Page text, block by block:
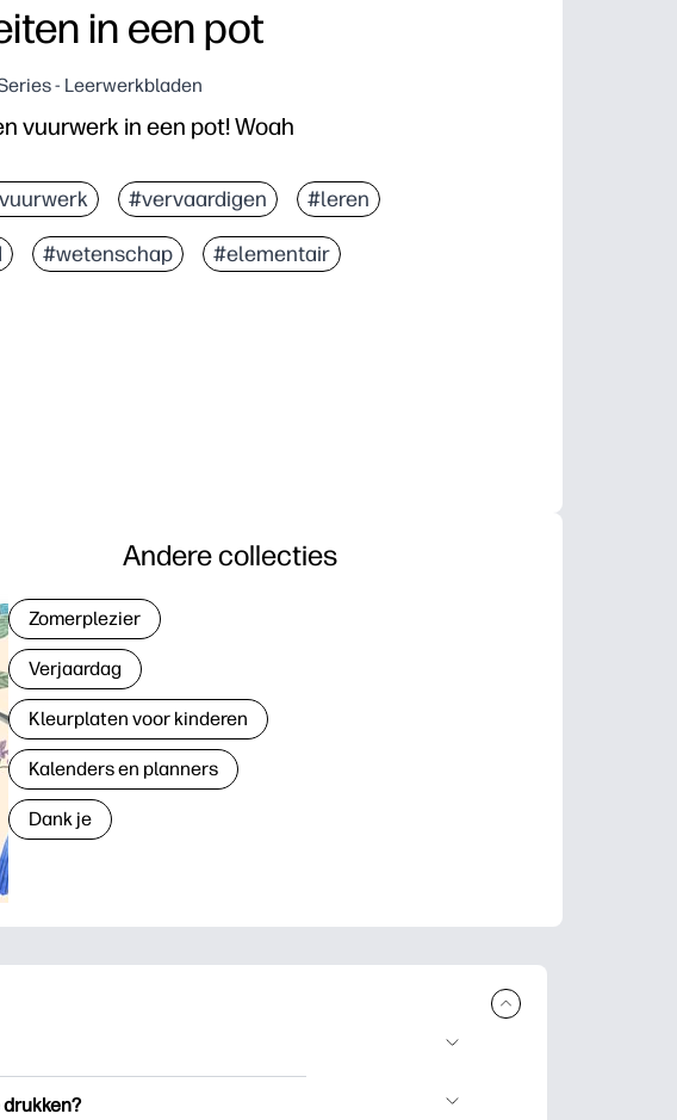
in een pot
- Leerwerkbladen
vuurwerk in een pot! Woah
#vervaardigen #leren
#wetenschap #elementair
Andere collecties
Zomerplezier
Verjaardag
Kleurplaten voor kinderen
Kalenders en planners
Dank je